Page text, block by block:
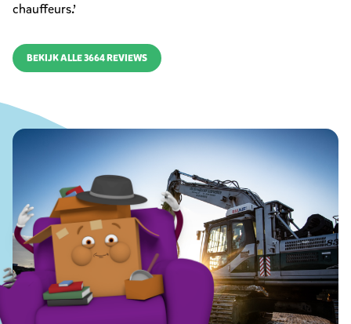
chauffeurs.’
BEKIJK ALLE 3664 REVIEWS